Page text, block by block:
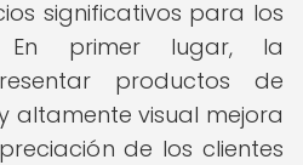
significativos para los
En primer lugar, la
productos de
altamente visual mejora
de los clientes